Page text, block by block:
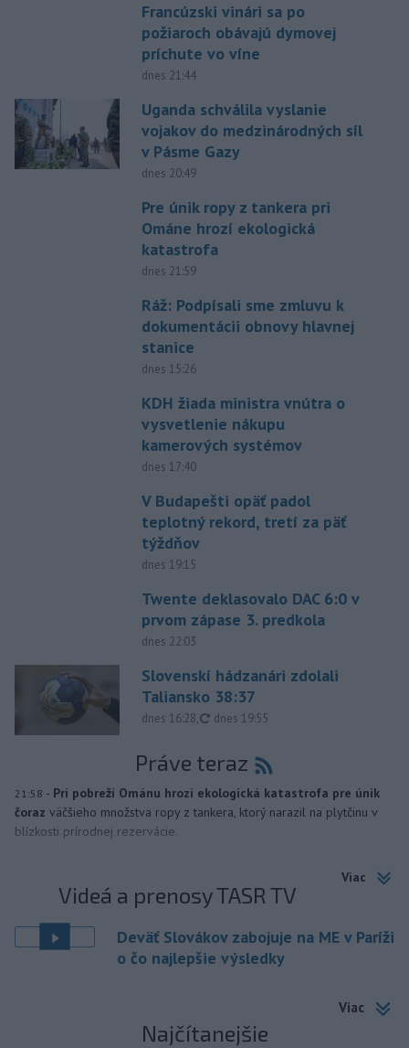
Francúzski vinári sa po
požiaroch obávajú dymovej
príchute vo víne
dnes 21:44
Uganda schválila vyslanie
vojakov do medzinárodných síl
v Pásme Gazy
dnes 20:49
Pre únik ropy z tankera pri
Ománe hrozí ekologická
katastrofa
dnes 21:59
Ráž: Podpísali sme zmluvu k
dokumentácii obnovy hlavnej
stanice
dnes 15:26
KDH žiada ministra vnútra o
vysvetlenie nákupu
kamerových systémov
dnes 17:40
V Budapešti opäť padol
teplotný rekord, tretí za päť
týždňov
dnes 19:15
Twente deklasovalo DAC 6:0 v
prvom zápase 3. predkola
dnes 22:03
Slovenskí hádzanári zdolali
Taliansko 38:37
dnes 16:28, aktualizované
dnes 19:55
Práve teraz
21:58 - Pri pobreží Ománu hrozí ekologická katastrofa pre únik
čoraz väčšieho množstva ropy z tankera, ktorý narazil na plytčinu v
blízkosti prírodnej rezervácie.
Viac
Videá a prenosy TASR TV
Deväť Slovákov zabojuje na ME v Paríži
o čo najlepšie výsledky
Viac
Najčítanejšie